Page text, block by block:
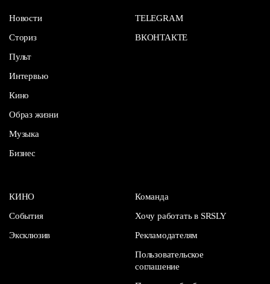
Новости
Сториз
Пульт
Интервью
Кино
Образ жизни
Музыка
Бизнес
TELEGRAM
ВКОНТАКТЕ
КИНО
События
Эксклюзив
Команда
Хочу работать в SRSLY
Рекламодателям
Пользовательское
соглашение